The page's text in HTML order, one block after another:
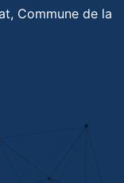
Commune de la